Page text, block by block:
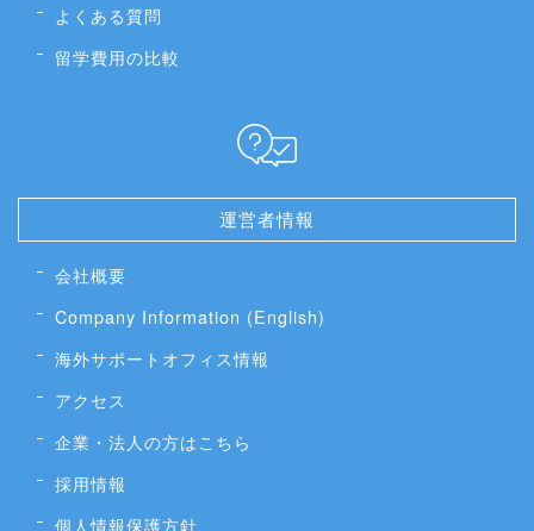
よくある質問
留学費用の比較
運営者情報
会社概要
Company Information (English)
海外サポートオフィス情報
アクセス
企業・法人の方はこちら
採用情報
個人情報保護方針